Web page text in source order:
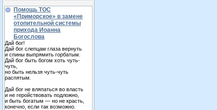
Помощь ТОС
«Приморское» в замене
отопительной системы
прихода Иоанна
Богослова
Дай бог!
Дай бог слепцам глаза вернуть
и спины выпрямить горбатым.
Дай бог быть богом хоть чуть-
чуть,
но быть нельзя чуть-чуть
распятым.
Дай бог не вляпаться во власть
и не геройствовать подложно,
и быть богатым — но не красть,
конечно, если так возможно.